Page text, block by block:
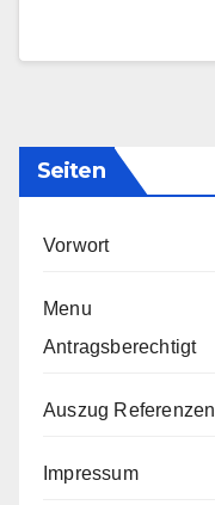
Seiten
Vorwort
Menu
Antragsberechtigt
Auszug Referenzen
Impressum